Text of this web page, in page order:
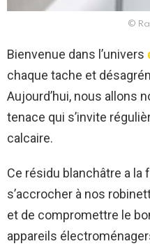
©
Bienvenue dans l’univers
chaque tache et
Aujourd’hui, nous allons
tenace qui s’invite
calcaire.
Ce résidu blanchâtre a la
s’accrocher à nos
et de compromettre le
appareils